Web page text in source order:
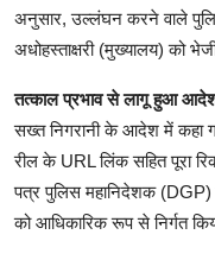
अनुसार, उल्लंघन करने वाले
अधोहस्ताक्षरी (मुख्यालय) को
तत्काल प्रभाव से लागू हुआ
सख्त निगरानी के आदेश में कहा
रील के URL लिंक सहित पूरा
पत्र पुलिस महानिदेशक
को आधिकारिक रूप से निर्गत